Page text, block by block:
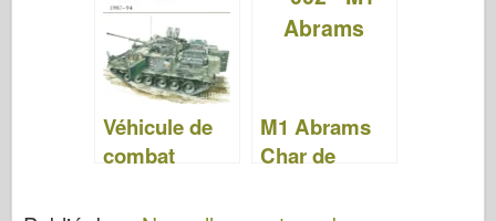
1939-45 –
NOUVELLE
VANGUARD
34
NEW
VANGUARD
Véhicule de
combat
Warrior 1987-
M1 Abrams
Char de
principal